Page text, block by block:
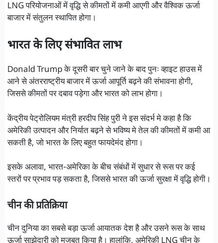
LNG परियोजनाओं में वृद्धि से कीमतों में कमी आएगी और वैश्विक ऊर्जा
बाजार में संतुलन स्थापित होगा।
भारत के लिए संभावित लाभ
Donald Trump के दूसरी बार चुने जाने के बाद पुनः व्हाइट हाउस में
आने से अंतरराष्ट्रीय बाजार में ऊर्जा आपूर्ति बढ़ने की संभावना होगी,
जिससे कीमतों पर दबाव पड़ेगा और भारत को लाभ होगा।
केंद्रीय पेट्रोलियम मंत्री हरदीप सिंह पुरी ने इस संदर्भ मे कहा है कि
अमेरिकी उत्पादन और निर्यात बढ़ने से भविष्य मे तेल की कीमतों में कमी आ
सकती है, जो भारत के लिए बहुत फायदेमंद होगा।
इसके अलावा, भारत-अमेरिका के बीच संबंधों में सुधार से रूस पर कई
स्तरों पर प्रभाव पड़ सकता है, जिससे भारत की ऊर्जा सुरक्षा में वृद्धि होगी।
चीन की प्रतिक्रिया
चीन दुनिया का सबसे बड़ा ऊर्जा आयातक देश है और उसने रूस के साथ